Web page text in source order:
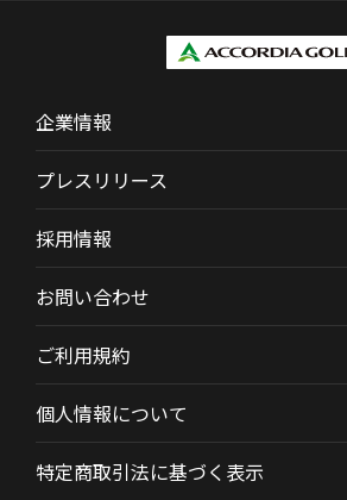
企業情報
プレスリリース
採用情報
お問い合わせ
ご利用規約
個人情報について
特定商取引法に基づく表示